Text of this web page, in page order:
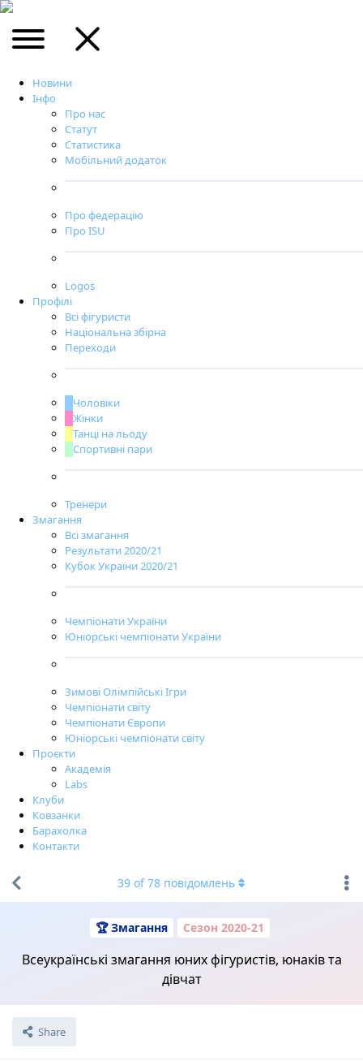
Новини
Інфо
Про нас
Статут
Статистика
Мобільний додаток
Про федерацію
Про ISU
Logos
Профілі
Всі фігуристи
Національна збірна
Переходи
Чоловіки
Жінки
Танці на льоду
Спортивні пари
Тренери
Змагання
Всі змагання
Результати 2020/21
Кубок України 2020/21
Чемпіонати України
Юніорські чемпіонати України
Зимові Олімпійські Ігри
Чемпіонати світу
Чемпіонати Європи
Юніорські чемпіонати світу
Проєкти
Академія
Labs
Клуби
Ковзанки
Барахолка
Контакти
🏆 Змагання Сезон 2020-21
Всеукраїнські змагання юних фігуристів, юнаків та
дівчат
Share
39 of78 повідомлень